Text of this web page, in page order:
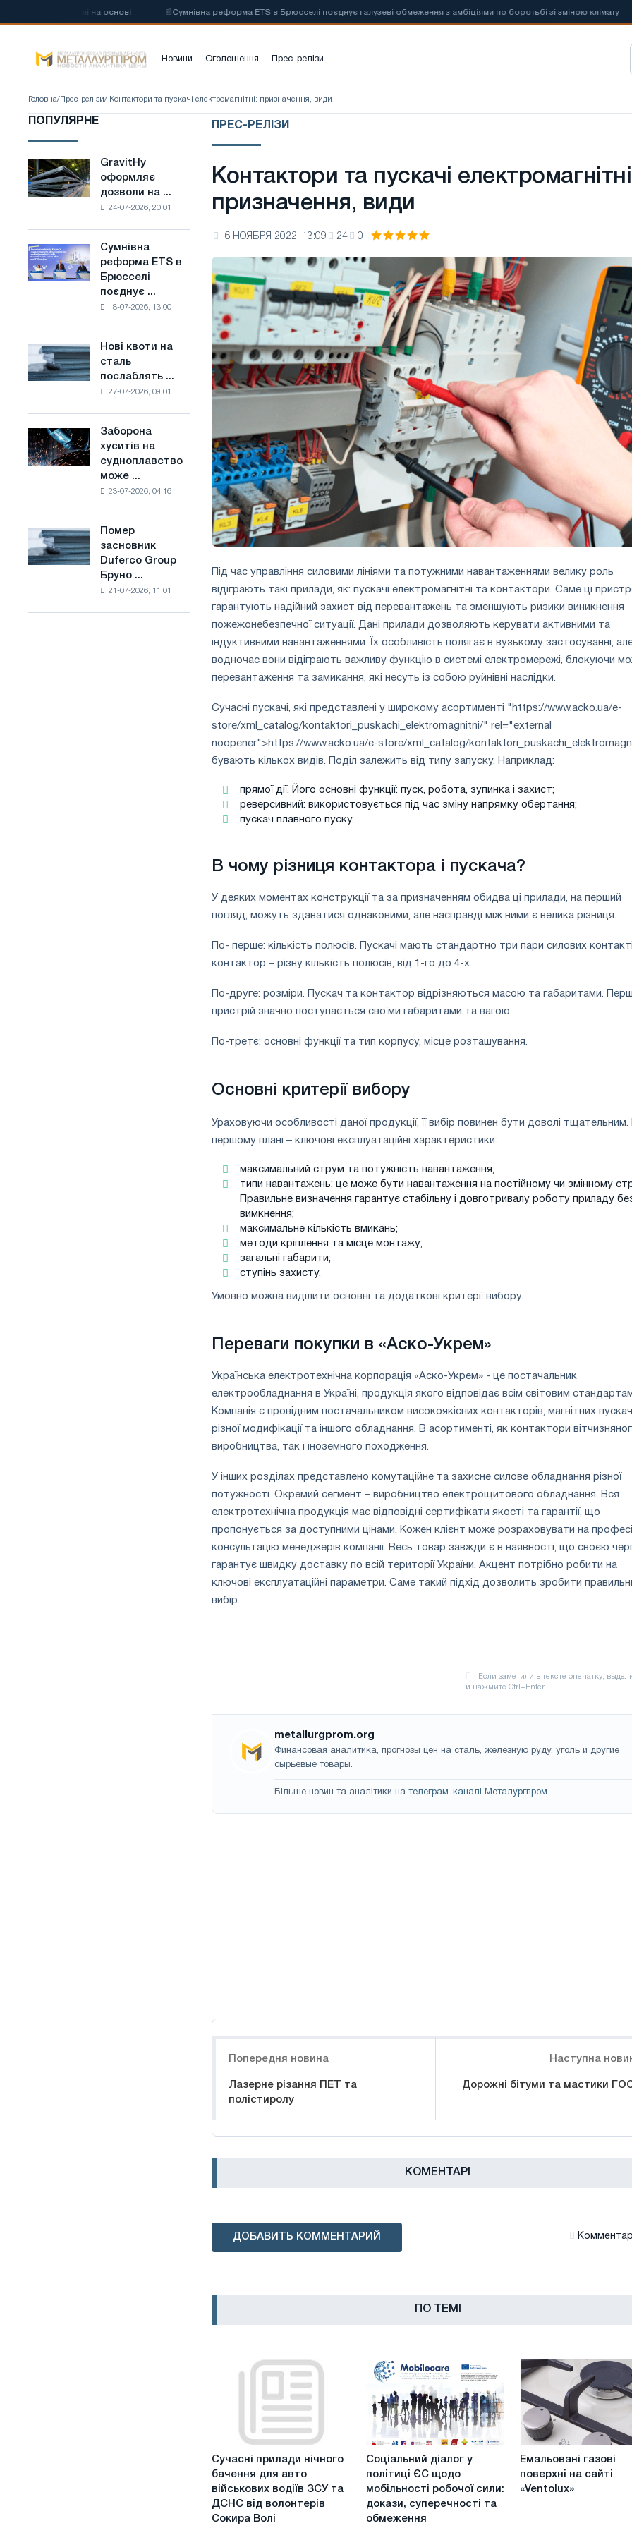
сталі на основі 📰Сумнівна реформа ETS в Брюсселі поєднує галузеві обмеження з амбіціями по боротьбі зі зміною клімату 📰
Новини Оголошення Прес-релізи
Головна/ Прес-релізи/ Контактори та пускачі електромагнітні: призначення, види
ПОПУЛЯРНЕ
GravitHy
оформляє
дозволи
з
виробництва
низьковуглецевої
основі
водню
Франції
GravitHy
оформляє
дозволи на ...
24-07-2026, 20:01
Сумнівна
реформа
ETS
обмеження
з
боротьбі
зі
зміною
клімату
Сумнівна
реформа ETS в
Брюсселі
поєднує ...
18-07-2026, 13:00
Нові
квоти
на
в
Сполученому
Нові квоти на
сталь
послаблять ...
27-07-2026, 09:01
Заборона
хуситів
на
судноплавство
Саудівської
сталі
Заборона
хуситів на
судноплавство
може ...
23-07-2026, 04:16
Помер
засновник
Duferco
Помер
засновник
Duferco Group
Бруно ...
21-07-2026, 11:01
ПРЕС-РЕЛІЗИ
Контактори та пускачі
призначення, види
6 НОЯБРЯ 2022, 13:09 24 0
Під час управління силовими лініями та потужними навантаженнями велику роль
відіграють такі прилади, як: пускачі електромагнітні та контактори. Саме ці
гарантують надійний захист від перевантажень та зменшують ризики виникнення
пожежонебезпечної ситуації. Дані прилади дозволяють керувати активними та
індуктивними навантаженнями. Їх особливість полягає в вузькому застосуванні,
водночас вони відіграють важливу функцію в системі електромережі, блокуючи
перевантаження та замикання, які несуть із собою руйнівні наслідки.
Сучасні пускачі, які представлені у широкому асортименті "https://www.acko.ua/e-
store/xml_catalog/kontaktori_puskachi_elektromagnitni/" rel="external
noopener">https://www.acko.ua/e-store/xml_catalog/
бувають кількох видів. Поділ залежить від типу запуску. Наприклад:
прямої дії. Його основні функції: пуск, робота, зупинка і захист;
реверсивний: використовується під час зміну напрямку обертання;
пускач плавного пуску.
В чому різниця контактора і пускача?
У деяких моментах конструкції та за призначенням обидва ці прилади, на перший
погляд, можуть здаватися однаковими, але насправді між ними є велика різниця.
По- перше: кількість полюсів. Пускачі мають стандартно три пари силових
контактор – різну кількість полюсів, від 1-го до 4-х.
По-друге: розміри. Пускач та контактор відрізняються масою та габаритами.
пристрій значно поступається своїми габаритами та вагою.
По-третє: основні функції та тип корпусу, місце розташування.
Основні критерії вибору
Ураховуючи особливості даної продукції, її вибір повинен бути доволі тщательним.
першому плані – ключові експлуатаційні характеристики:
максимальний струм та потужність навантаження;
типи навантажень: це може бути навантаження на постійному чи змінному
Правильне визначення гарантує стабільну і довготривалу роботу приладу
вимкнення;
максимальне кількість вмикань;
методи кріплення та місце монтажу;
загальні габарити;
ступінь захисту.
Умовно можна виділити основні та додаткові критерії вибору.
Переваги покупки в «Аско-Укрем»
Українська електротехнічна корпорація «Аско-Укрем» - це постачальник
електрообладнання в Україні, продукція якого відповідає всім світовим
Компанія є провідним постачальником високоякісних контакторів, магнітних
різної модифікації та іншого обладнання. В асортименті, як контактори
виробництва, так і іноземного походження.
У інших розділах представлено комутаційне та захисне силове обладнання різної
потужності. Окремий сегмент – виробництво електрощитового обладнання. Вся
електротехнічна продукція має відповідні сертифікати якості та гарантії, що
пропонується за доступними цінами. Кожен клієнт може розраховувати на
консультацію менеджерів компанії. Весь товар завжди є в наявності, що своєю
гарантує швидку доставку по всій території України. Акцент потрібно робити на
ключові експлуатаційні параметри. Саме такий підхід дозволить зробити
вибір.
metallurgprom.org
Финансовая аналитика, прогнозы цен на сталь, железную руду, уголь и другие
сырьевые товары.
Більше новин та аналітики на телеграм-каналі Металургпром.
Попередня новина
Лазерне різання ПЕТ та
полістиролу
Наступна
Дорожні бітуми та мастики
КОМЕНТАРІ
ДОБАВИТЬ КОММЕНТАРИЙ
ПО ТЕМІ
Сучасні
прилади
нічного
бачення
для
Сучасні прилади нічного
бачення для авто
військових водіїв ЗСУ та
ДСНС від волонтерів
Сокира Волі
Соціальний
діалог
ЄС
Соціальний діалог у
політиці ЄС щодо
мобільності робочої сили:
докази, суперечності та
обмеження
Емальовані
поверхні
Емальовані газові
поверхні на сайті
«Ventolux»